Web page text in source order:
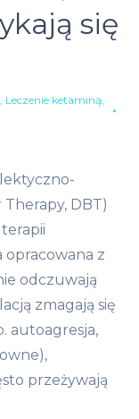
się
, Leczenie ketaminą,
DBT)
opracowana z
odczuwają
zmagają się
autoagresja,
przeżywają